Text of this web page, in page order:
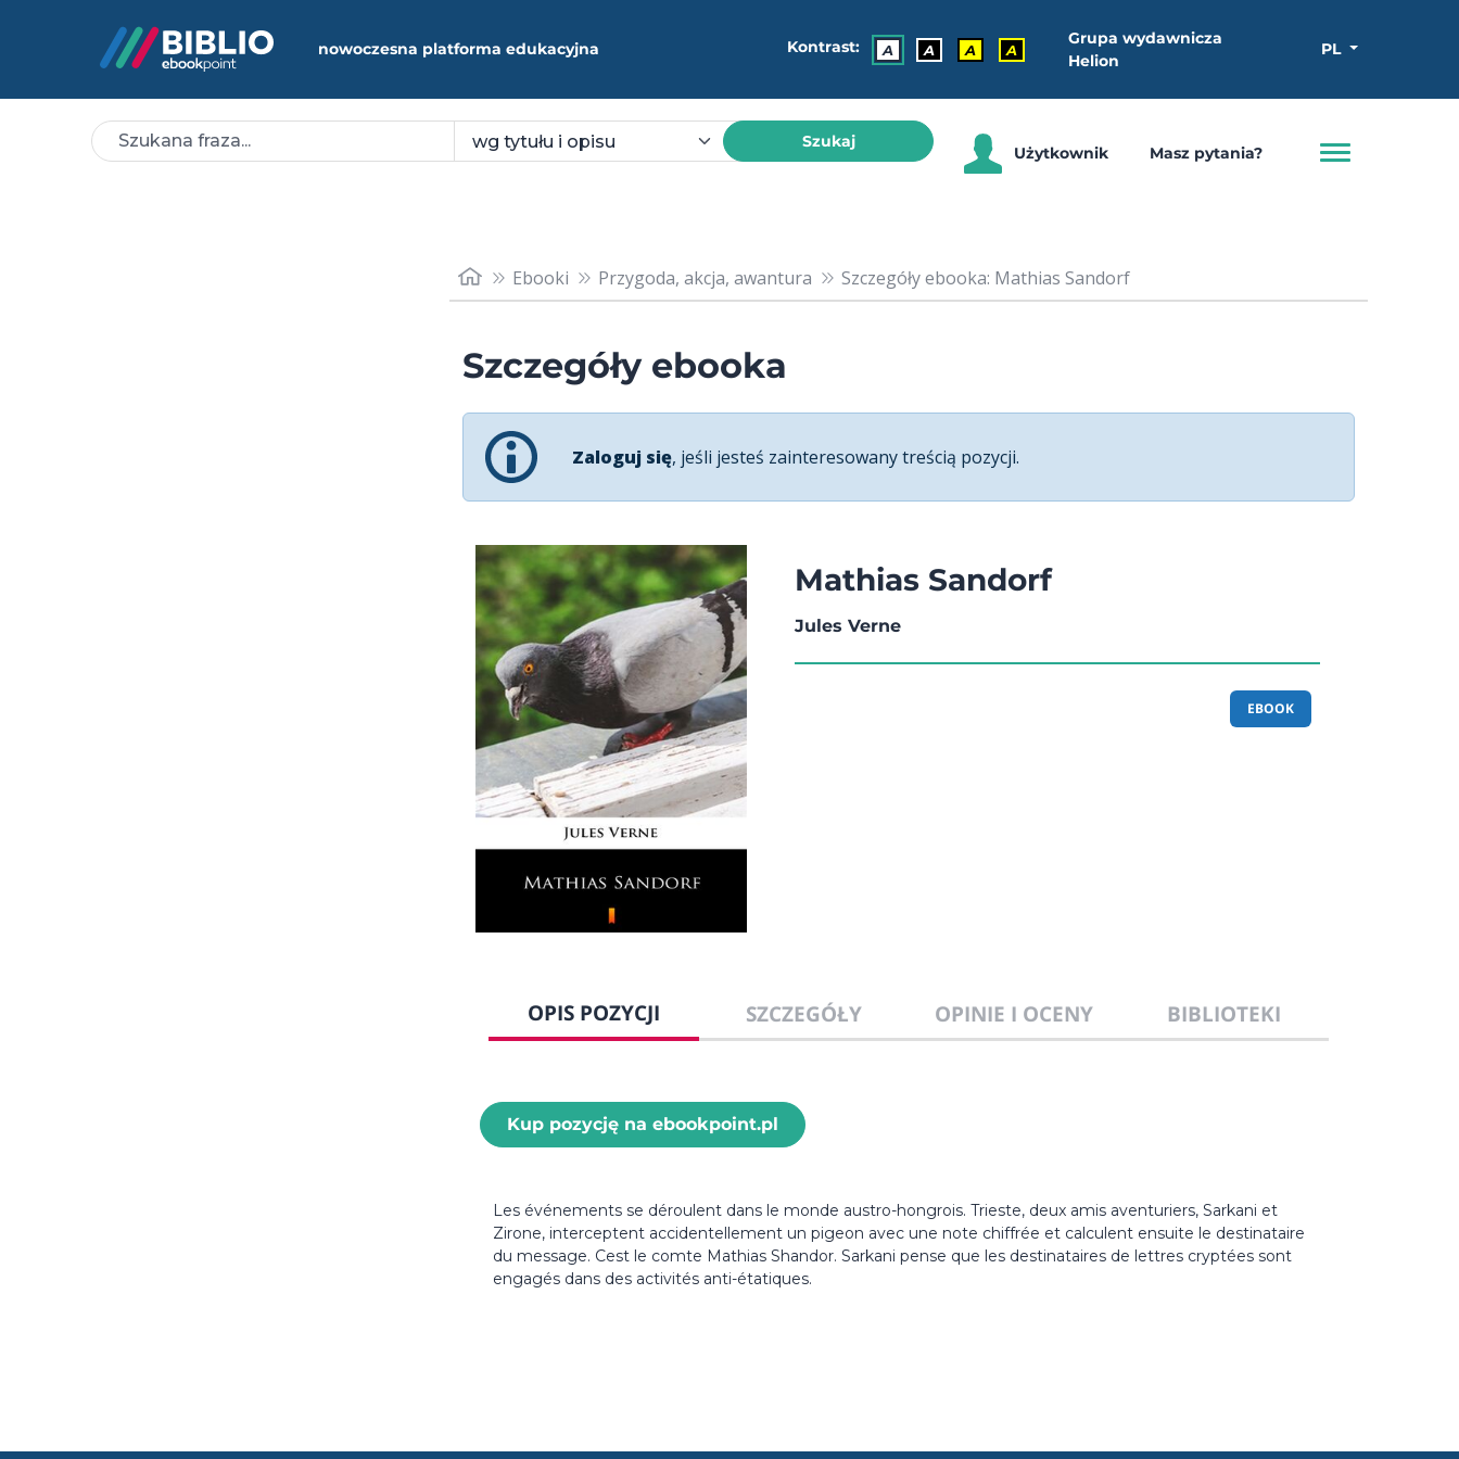
nowoczesna platforma edukacyjna Kontrast: A A A A
Grupa wydawnicza
Helion
PL
Szukaj
Użytkownik Masz pytania?
Ebooki Przygoda, akcja, awantura Szczegóły ebooka: Mathias Sandorf
Szczegóły ebooka
Zaloguj się, jeśli jesteś zainteresowany treścią pozycji.
Mathias Sandorf
Jules Verne
EBOOK
OPIS POZYCJI SZCZEGÓŁY OPINIE I OCENY BIBLIOTEKI
Kup pozycję na ebookpoint.pl
Les événements se déroulent dans le monde austro-hongrois. Trieste, deux amis aventuriers, Sarkani et
Zirone, interceptent accidentellement un pigeon avec une note chiffrée et calculent ensuite le destinataire
du message. Cest le comte Mathias Shandor. Sarkani pense que les destinataires de lettres cryptées sont
engagés dans des activités anti-étatiques.